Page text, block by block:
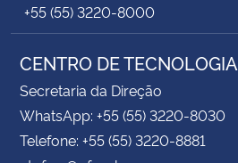
+55 (55) 3220-8000
CENTRO DE TECNOLOGIA
Secretaria da Direção
WhatsApp: +55 (55) 3220-8030
Telefone: +55 (55) 3220-8881